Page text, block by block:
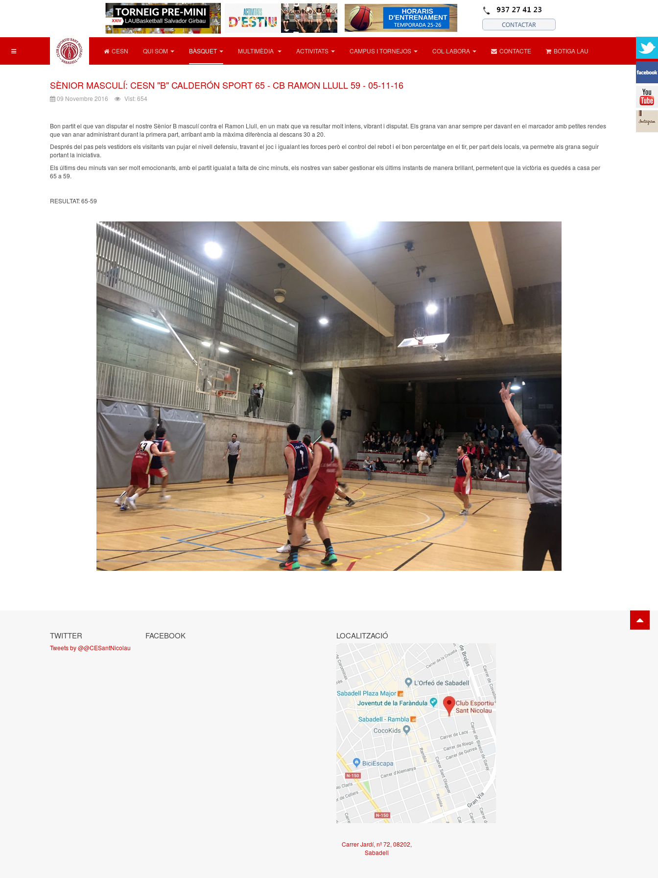
CESN QUI SOM BÀSQUET MULTIMÈDIA ACTIVITATS CAMPUS I TORNEJOS COL·LABORA CONTACTE BOTIGA LAU
SÈNIOR MASCULÍ: CESN "B" CALDERÓN SPORT 65 - CB RAMON LLULL 59 - 05-11-16
09 Novembre 2016 Vist: 654
Bon partit el que van disputar el nostre Sènior B masculí contra el Ramon Llull, en un matx que va resultar molt intens, vibrant i disputat. Els grana van anar sempre per davant en el marcador amb petites rendes
que van anar administrant durant la primera part, arribant amb la màxima diferència al descans 30 a 20.
Després del pas pels vestidors els visitants van pujar el nivell defensiu, travant el joc i igualant les forces però el control del rebot i el bon percentatge en el tir, per part dels locals, va permetre als grana seguir
portant la iniciativa.
Els últims deu minuts van ser molt emocionants, amb el partit igualat a falta de cinc minuts, els nostres van saber gestionar els últims instants de manera brillant, permetent que la victòria es quedés a casa per
65 a 59.
RESULTAT: 65-59
TWITTER
Tweets by @@CESantNicolau
FACEBOOK LOCALITZACIÓ
Carrer Jardí, nº 72, 08202,
Sabadell